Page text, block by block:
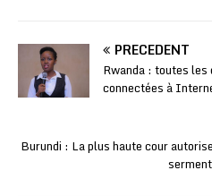
PRÉCÉDENT
Rwanda : toutes
connectées à
Burundi : La plus haute cour